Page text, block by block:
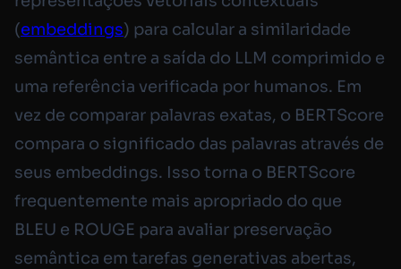
(embeddings) para calcular a similaridade
semântica entre a saída do LLM comprimido e
uma referência verificada por humanos. Em
vez de comparar palavras exatas, o BERTScore
compara o significado das palavras através de
seus embeddings. Isso torna o BERTScore
frequentemente mais apropriado do que
BLEU e ROUGE para avaliar preservação
semântica em tarefas generativas abertas,